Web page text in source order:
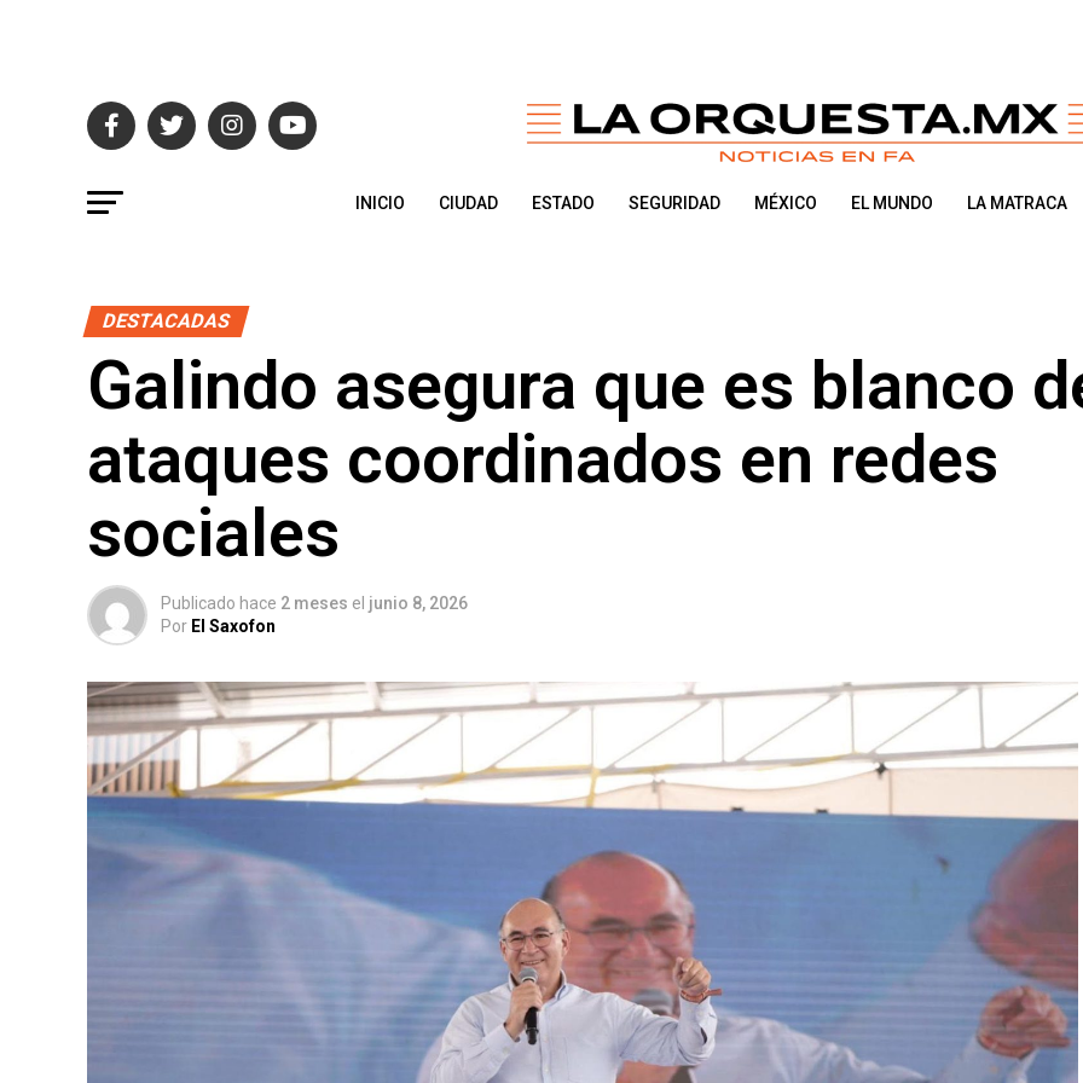
INICIO CIUDAD ESTADO SEGURIDAD MÉXICO EL MUNDO LA MATRACA
DESTACADAS
Galindo asegura que es blanco
ataques coordinados en redes
sociales
Publicado hace 2 meses el junio 8, 2026
Por El Saxofon